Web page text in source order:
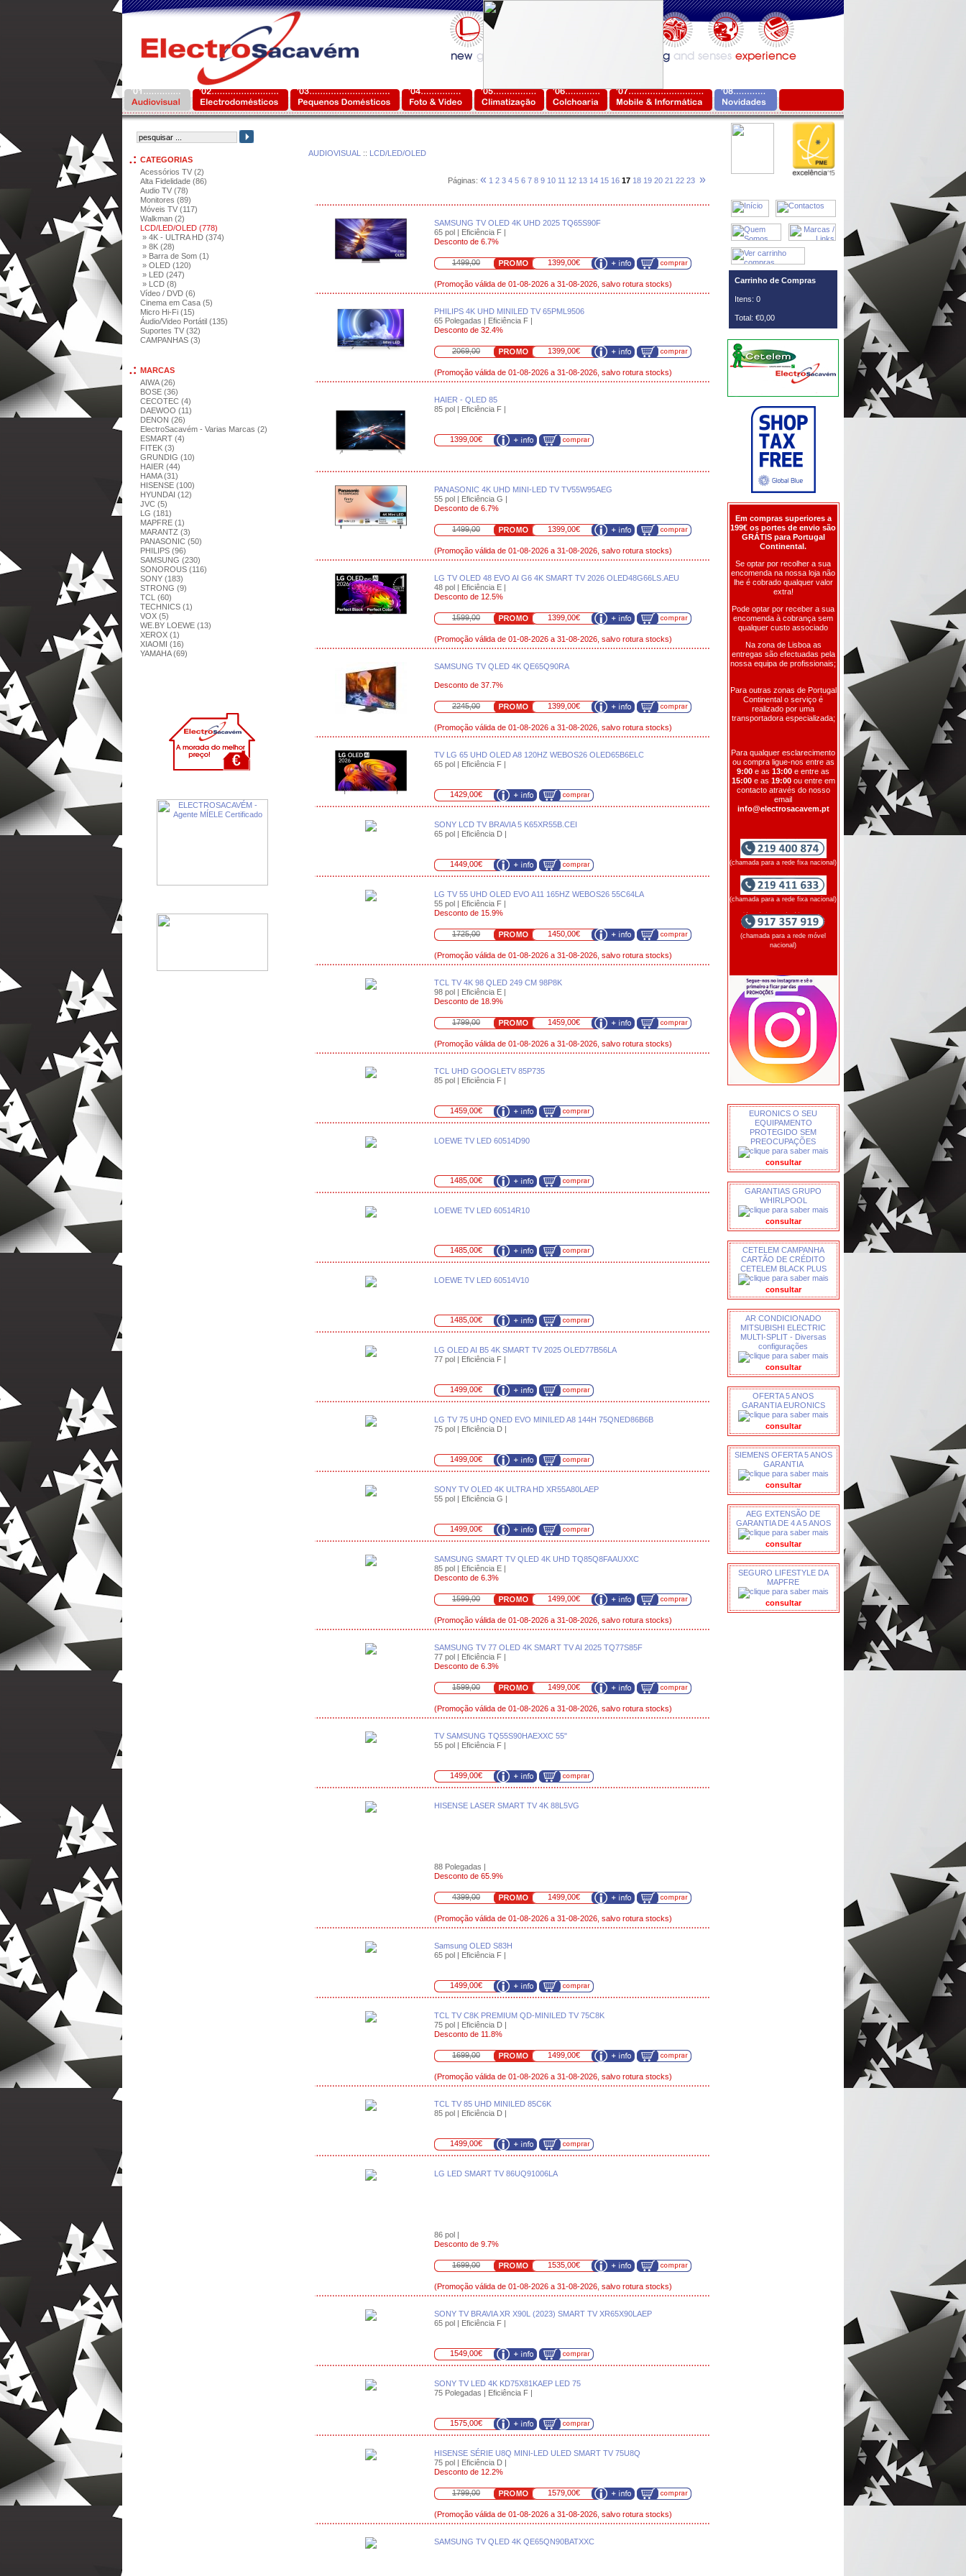
CATEGORIAS
Acessórios TV (2)
Alta Fidelidade (86)
Audio TV (78)
Monitores (89)
Móveis TV (117)
Walkman (2)
LCD/LED/OLED (778)
» 4K - ULTRA HD (374)
» 8K (28)
» Barra de Som (1)
» OLED (120)
» LED (247)
» LCD (8)
Vídeo / DVD (6)
Cinema em Casa (5)
Micro Hi-Fi (15)
Áudio/Video Portátil (135)
Suportes TV (32)
CAMPANHAS (3)
MARCAS
AIWA (26)
BOSE (36)
CECOTEC (4)
DAEWOO (11)
DENON (26)
ElectroSacavém - Varias Marcas (2)
ESMART (4)
FITEK (3)
GRUNDIG (10)
HAIER (44)
HAMA (31)
HISENSE (100)
HYUNDAI (12)
JVC (5)
LG (181)
MAPFRE (1)
MARANTZ (3)
PANASONIC (50)
PHILIPS (96)
SAMSUNG (230)
SONOROUS (116)
SONY (183)
STRONG (9)
TCL (60)
TECHNICS (1)
VOX (5)
WE.BY LOEWE (13)
XEROX (1)
XIAOMI (16)
YAMAHA (69)
AUDIOVISUAL :: LCD/LED/OLED
Páginas: « 1 2 3 4 5 6 7 8 9 10 11 12 13 14 15 16 17 18 19 20 21 22 23 »
SAMSUNG TV OLED 4K UHD 2025 TQ65S90F
65 pol | Eficiência F |
Desconto de 6.7%
1499,00 1399,00€
(Promoção válida de 01-08-2026 a 31-08-2026, salvo rotura stocks)
PHILIPS 4K UHD MINILED TV 65PML9506
65 Polegadas | Eficiência F |
Desconto de 32.4%
2069,00 1399,00€
(Promoção válida de 01-08-2026 a 31-08-2026, salvo rotura stocks)
HAIER - QLED 85
85 pol | Eficiência F |
1399,00€
PANASONIC 4K UHD MINI-LED TV TV55W95AEG
55 pol | Eficiência G |
Desconto de 6.7%
1499,00 1399,00€
(Promoção válida de 01-08-2026 a 31-08-2026, salvo rotura stocks)
LG TV OLED 48 EVO AI G6 4K SMART TV 2026 OLED48G66LS.AEU
48 pol | Eficiência E |
Desconto de 12.5%
1599,00 1399,00€
(Promoção válida de 01-08-2026 a 31-08-2026, salvo rotura stocks)
SAMSUNG TV QLED 4K QE65Q90RA
Desconto de 37.7%
2245,00 1399,00€
(Promoção válida de 01-08-2026 a 31-08-2026, salvo rotura stocks)
TV LG 65 UHD OLED A8 120HZ WEBOS26 OLED65B6ELC
65 pol | Eficiência F |
1429,00€
SONY LCD TV BRAVIA 5 K65XR55B.CEI
65 pol | Eficiência D |
1449,00€
LG TV 55 UHD OLED EVO A11 165HZ WEBOS26 55C64LA
55 pol | Eficiência F |
Desconto de 15.9%
1725,00 1450,00€
(Promoção válida de 01-08-2026 a 31-08-2026, salvo rotura stocks)
TCL TV 4K 98 QLED 249 CM 98P8K
98 pol | Eficiência E |
Desconto de 18.9%
1799,00 1459,00€
(Promoção válida de 01-08-2026 a 31-08-2026, salvo rotura stocks)
TCL UHD GOOGLETV 85P735
85 pol | Eficiência F |
1459,00€
LOEWE TV LED 60514D90
1485,00€
LOEWE TV LED 60514R10
1485,00€
LOEWE TV LED 60514V10
1485,00€
LG OLED AI B5 4K SMART TV 2025 OLED77B56LA
77 pol | Eficiência F |
1499,00€
LG TV 75 UHD QNED EVO MINILED A8 144H 75QNED86B6B
75 pol | Eficiência D |
1499,00€
SONY TV OLED 4K ULTRA HD XR55A80LAEP
55 pol | Eficiência G |
1499,00€
SAMSUNG SMART TV QLED 4K UHD TQ85Q8FAAUXXC
85 pol | Eficiência E |
Desconto de 6.3%
1599,00 1499,00€
(Promoção válida de 01-08-2026 a 31-08-2026, salvo rotura stocks)
SAMSUNG TV 77 OLED 4K SMART TV AI 2025 TQ77S85F
77 pol | Eficiência F |
Desconto de 6.3%
1599,00 1499,00€
(Promoção válida de 01-08-2026 a 31-08-2026, salvo rotura stocks)
TV SAMSUNG TQ55S90HAEXXC 55"
55 pol | Eficiência F |
1499,00€
HISENSE LASER SMART TV 4K 88L5VG
88 Polegadas |
Desconto de 65.9%
4399,00 1499,00€
(Promoção válida de 01-08-2026 a 31-08-2026, salvo rotura stocks)
Samsung OLED S83H
65 pol | Eficiência F |
1499,00€
TCL TV C8K PREMIUM QD-MINILED TV 75C8K
75 pol | Eficiência D |
Desconto de 11.8%
1699,00 1499,00€
(Promoção válida de 01-08-2026 a 31-08-2026, salvo rotura stocks)
TCL TV 85 UHD MINILED 85C6K
85 pol | Eficiência D |
1499,00€
LG LED SMART TV 86UQ91006LA
86 pol |
Desconto de 9.7%
1699,00 1535,00€
(Promoção válida de 01-08-2026 a 31-08-2026, salvo rotura stocks)
SONY TV BRAVIA XR X90L (2023) SMART TV XR65X90LAEP
65 pol | Eficiência F |
1549,00€
SONY TV LED 4K KD75X81KAEP LED 75
75 Polegadas | Eficiência F |
1575,00€
HISENSE SÉRIE U8Q MINI-LED ULED SMART TV 75U8Q
75 pol | Eficiência D |
Desconto de 12.2%
1799,00 1579,00€
(Promoção válida de 01-08-2026 a 31-08-2026, salvo rotura stocks)
SAMSUNG TV QLED 4K QE65QN90BATXXC
Carrinho de Compras
Itens: 0
Total: €0,00
Em compras superiores a
199€ os portes de envio são
GRÁTIS para Portugal
Continental.
Se optar por recolher a sua
encomenda na nossa loja não
lhe é cobrado qualquer valor
extra!
Pode optar por receber a sua
encomenda à cobrança sem
qualquer custo associado
Na zona de Lisboa as
entregas são efectuadas pela
nossa equipa de profissionais;
Para outras zonas de Portugal
Continental o serviço é
realizado por uma
transportadora especializada;
Para qualquer esclarecimento
ou compra ligue-nos entre as
9:00 e as 13:00 e entre as
15:00e as 19:00 ou entre em
contacto através do nosso
email
info@electrosacavem.pt
(chamada para a rede fixa nacional)
(chamada para a rede fixa nacional)
(chamada para a rede móvel
nacional)
EURONICS O SEU
EQUIPAMENTO
PROTEGIDO SEM
PREOCUPAÇÕES
consultar
GARANTIAS GRUPO
WHIRLPOOL
consultar
CETELEM CAMPANHA
CARTÃO DE CRÉDITO
CETELEM BLACK PLUS
consultar
AR CONDICIONADO
MITSUBISHI ELECTRIC
MULTI-SPLIT - Diversas
configurações
consultar
OFERTA 5 ANOS
GARANTIA EURONICS
consultar
SIEMENS OFERTA 5 ANOS
GARANTIA
consultar
AEG EXTENSÃO DE
GARANTIA DE 4 A 5 ANOS
consultar
SEGURO LIFESTYLE DA
MAPFRE
consultar